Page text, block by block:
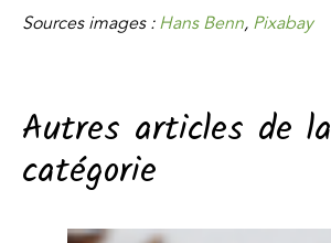
Sources images : Hans Benn, Pixabay
Autres articles de la
catégorie